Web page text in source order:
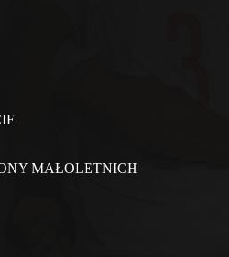
MAŁOLETNICH